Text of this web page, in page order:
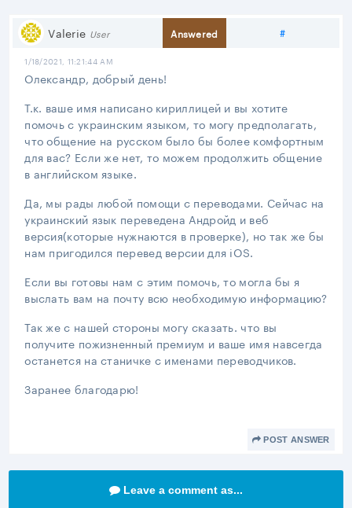
Valerie User Answered #Share link
1/18/2021, 11:21:44 AM
Олександр, добрый день!
Т.к. ваше имя написано кириллицей и вы хотите
помочь с украинским языком, то могу предполагать,
что общение на русском было бы более комфортным
для вас? Если же нет, то можем продолжить общение
в английском языке.
Да, мы рады любой помощи с переводами. Сейчас на
украинский язык переведена Андройд и веб
версия(которые нужнаются в проверке), но так же бы
нам пригодился перевед версии для iOS.
Если вы готовы нам с этим помочь, то могла бы я
выслать вам на почту всю необходимую информацию?
Так же с нашей стороны могу сказать. что вы
получите пожизненный премиум и ваше имя навсегда
останется на станичке с именами переводчиков.
Заранее благодарю!
POST ANSWER
Leave a comment as...